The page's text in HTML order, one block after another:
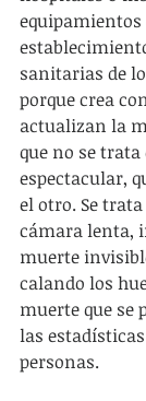
equipamientos
sanitarias de
porque crea
actualizan la
que no se
espectacular,
el otro. Se
cámara lenta,
muerte
calando los
muerte que se
las
personas.